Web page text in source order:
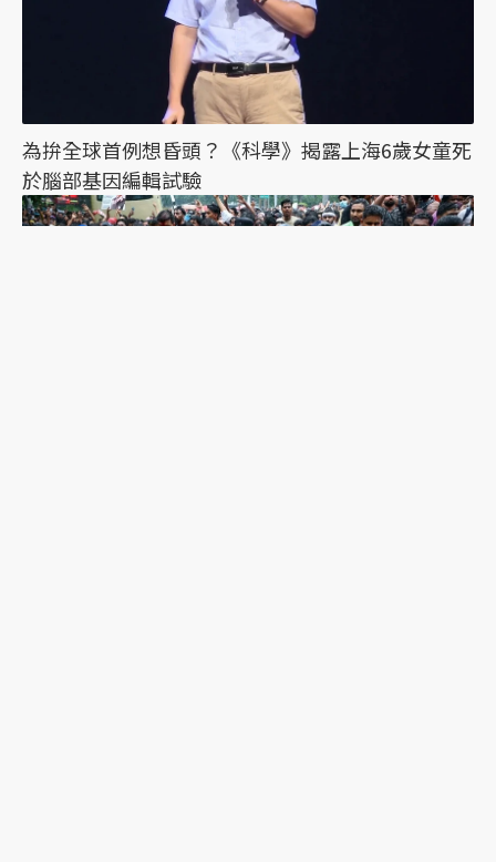
為拚全球首例想昏頭？《科學》揭露上海6歲女童死
於腦部基因編輯試驗